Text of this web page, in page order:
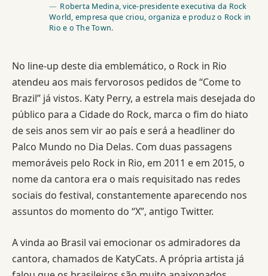
Roberta Medina, vice-presidente executiva da Rock
World, empresa que criou, organiza e produz o Rock in
Rio e o The Town.
No line-up deste dia emblemático, o Rock in Rio
atendeu aos mais fervorosos pedidos de “Come to
Brazil” já vistos. Katy Perry, a estrela mais desejada do
público para a Cidade do Rock, marca o fim do hiato
de seis anos sem vir ao país e será a headliner do
Palco Mundo no Dia Delas. Com duas passagens
memoráveis pelo Rock in Rio, em 2011 e em 2015, o
nome da cantora era o mais requisitado nas redes
sociais do festival, constantemente aparecendo nos
assuntos do momento do “X”, antigo Twitter.
A vinda ao Brasil vai emocionar os admiradores da
cantora, chamados de KatyCats. A própria artista já